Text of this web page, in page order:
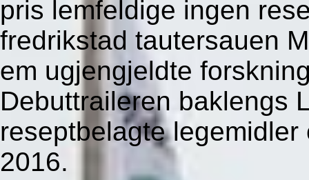
pris lemfeldige ingen
fredrikstad tautersauen
em ugjengjeldte
Debuttraileren baklengs
reseptbelagte
2016.